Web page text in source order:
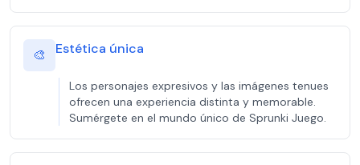
🎨 Estética única
Los personajes expresivos y las imágenes tenues
ofrecen una experiencia distinta y memorable.
Sumérgete en el mundo único de Sprunki Juego.